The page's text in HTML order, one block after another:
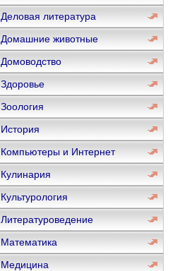
Деловая литература
Домашние животные
Домоводство
Здоровье
Зоология
История
Компьютеры и Интернет
Кулинария
Культурология
Литературоведение
Математика
Медицина